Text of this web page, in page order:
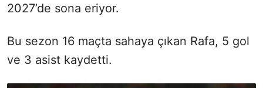
2027’de sona eriyor.
Bu sezon 16 maçta sahaya çıkan Rafa, 5 gol
ve 3 asist kaydetti.